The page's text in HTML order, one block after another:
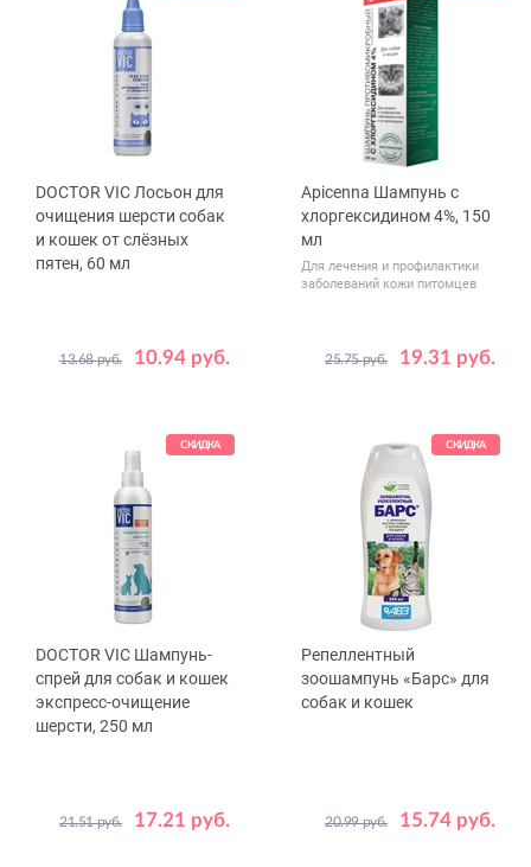
DOCTOR VIC Лосьон для
очищения шерсти собак
и кошек от слёзных
пятен, 60 мл
10.94 руб.
13.68 руб.
Apicenna Шампунь с
хлоргексидином 4%, 150
мл
Для лечения и профилактики
заболеваний кожи питомцев
19.31 руб.
25.75 руб.
СКИДКА
DOCTOR VIC Шампунь-
спрей для собак и кошек
экспресс-очищение
шерсти, 250 мл
17.21 руб.
21.51 руб.
СКИДКА
Репеллентный
зоошампунь «Барс» для
собак и кошек
15.74 руб.
20.99 руб.